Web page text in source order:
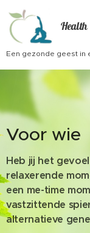
Health
Een gezonde geest in
Voor wie
Heb jij het
relaxerende
een me-time
vastzittende
alternatieve